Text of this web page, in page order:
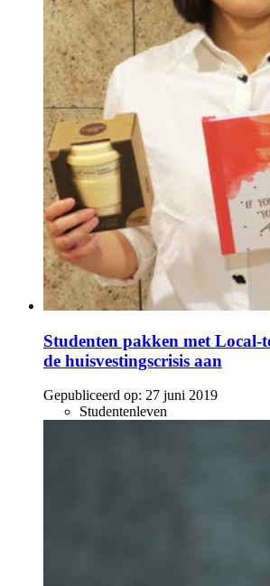
Studenten pakken met
de huisvestingscrisis aan
Gepubliceerd op: 27 juni 2019
Studentenleven